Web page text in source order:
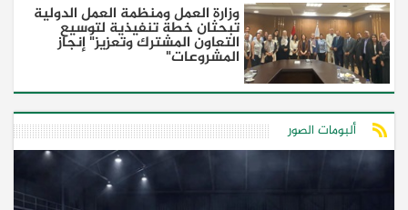
وزارة العمل ومنظمة العمل الدولية
تبحثان خطة تنفيذية لتوسيع
التعاون المشترك وتعزيز" إنجاز
المشروعات"
ألبومات الصور